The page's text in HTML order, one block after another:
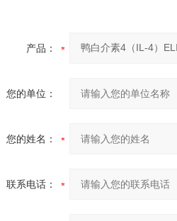
产品：
您的单位：
您的姓名：
联系电话：